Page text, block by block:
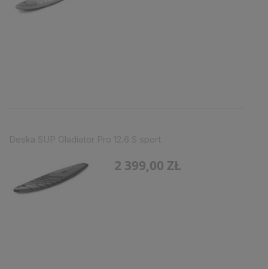
2 399,00 ZŁ